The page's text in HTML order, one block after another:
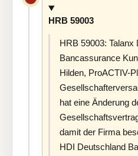
HRB 59003
HRB 59003: Talanx
Bancassurance
Hilden, ProACTIV-
hat eine Änderung
damit der Firma
HDI Deutschland